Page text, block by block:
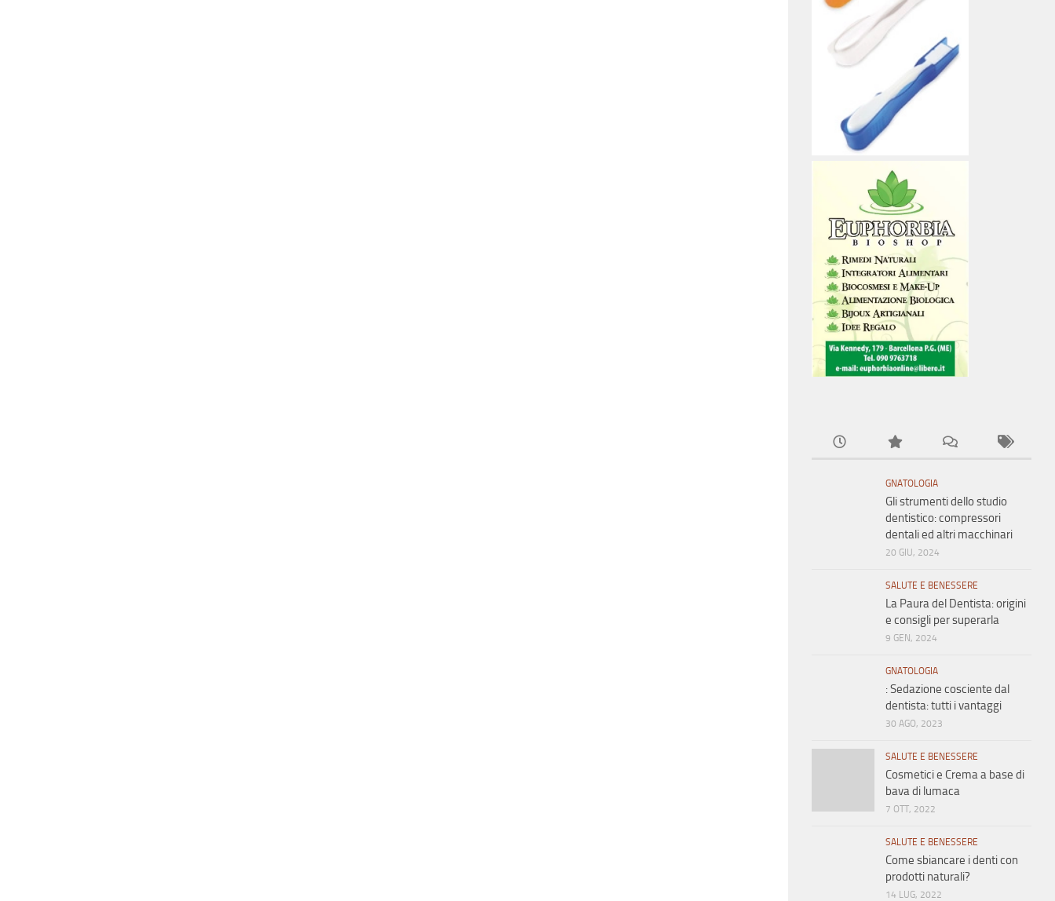
GNATOLOGIA
Gli strumenti dello studio
dentistico: compressori
dentali ed altri macchinari
20 GIU, 2024
SALUTE E BENESSERE
La Paura del Dentista: origini
e consigli per superarla
9 GEN, 2024
GNATOLOGIA
: Sedazione cosciente dal
dentista: tutti i vantaggi
30 AGO, 2023
SALUTE E BENESSERE
Cosmetici e Crema a base di
bava di lumaca
7 OTT, 2022
SALUTE E BENESSERE
Come sbiancare i denti con
prodotti naturali?
14 LUG, 2022